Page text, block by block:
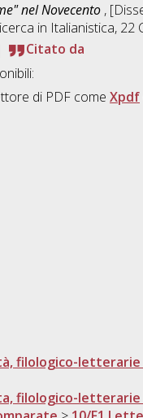
nel Novecento ,
in Italianistica, 22
Citato da
di PDF come Xpdf
filologico-
filologico-